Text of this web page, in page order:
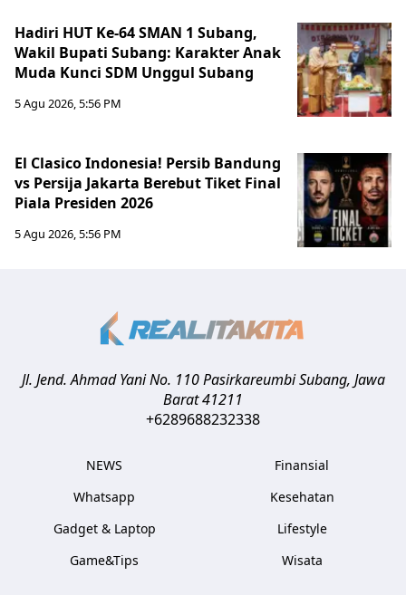
Hadiri HUT Ke-64 SMAN 1 Subang,
Wakil Bupati Subang: Karakter Anak
Muda Kunci SDM Unggul Subang
5 Agu 2026, 5:56 PM
El Clasico Indonesia! Persib Bandung
vs Persija Jakarta Berebut Tiket Final
Piala Presiden 2026
5 Agu 2026, 5:56 PM
Jl. Jend. Ahmad Yani No. 110 Pasirkareumbi Subang, Jawa
Barat41211
+6289688232338
NEWS
Whatsapp
Gadget & Laptop
Game&Tips
Finansial
Kesehatan
Lifestyle
Wisata